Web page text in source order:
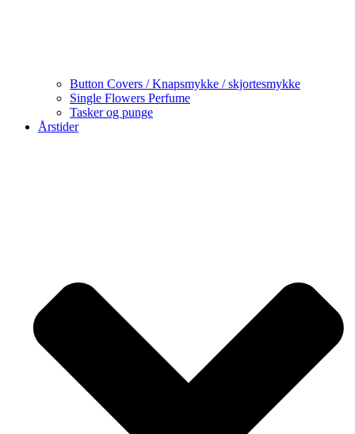
Button Covers / Knapsmykke / skjortesmykke
Single Flowers Perfume
Tasker og punge
Årstider